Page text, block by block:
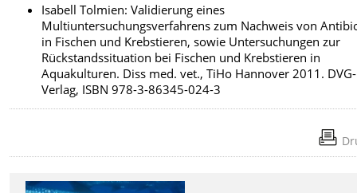
Isabell Tolmien: Validierung eines
Multiuntersuchungsverfahrens zum Nachweis von
in Fischen und Krebstieren, sowie Untersuchungen zur
Rückstandssituation bei Fischen und Krebstieren in
Aquakulturen. Diss med. vet., TiHo Hannover 2011. DVG-
Verlag, ISBN 978-3-86345-024-3